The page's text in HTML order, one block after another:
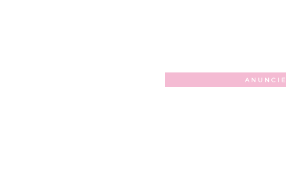
ANUNCIE